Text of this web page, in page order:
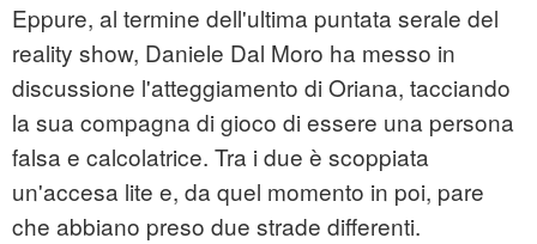
Eppure, al termine dell'ultima puntata serale del
reality show, Daniele Dal Moro ha messo in
discussione l'atteggiamento di Oriana, tacciando
la sua compagna di gioco di essere una persona
falsa e calcolatrice. Tra i due è scoppiata
un'accesa lite e, da quel momento in poi, pare
che abbiano preso due strade differenti.